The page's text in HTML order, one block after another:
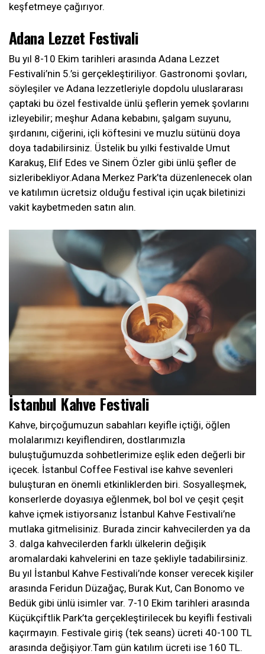
keşfetmeye çağırıyor.
Adana Lezzet Festivali
Bu yıl 8-10 Ekim tarihleri arasında Adana Lezzet
Festivali’nin 5.’si gerçekleştiriliyor. Gastronomi şovları,
söyleşiler ve Adana lezzetleriyle dopdolu uluslararası
çaptaki bu özel festivalde ünlü şeflerin yemek şovlarını
izleyebilir; meşhur Adana kebabını, şalgam suyunu,
şırdanını, ciğerini, içli köftesini ve muzlu sütünü doya
doya tadabilirsiniz. Üstelik bu yılki festivalde Umut
Karakuş, Elif Edes ve Sinem Özler gibi ünlü şefler de
sizleribekliyor.Adana Merkez Park’ta düzenlenecek olan
ve katılımın ücretsiz olduğu festival için uçak biletinizi
vakit kaybetmeden satın alın.
İstanbul Kahve Festivali
Kahve, birçoğumuzun sabahları keyifle içtiği, öğlen
molalarımızı keyiflendiren, dostlarımızla
buluştuğumuzda sohbetlerimize eşlik eden değerli bir
içecek. İstanbul Coffee Festival ise kahve sevenleri
buluşturan en önemli etkinliklerden biri. Sosyalleşmek,
konserlerde doyasıya eğlenmek, bol bol ve çeşit çeşit
kahve içmek istiyorsanız İstanbul Kahve Festivali’ne
mutlaka gitmelisiniz. Burada zincir kahvecilerden ya da
3. dalga kahvecilerden farklı ülkelerin değişik
aromalardaki kahvelerini en taze şekliyle tadabilirsiniz.
Bu yıl İstanbul Kahve Festivali’nde konser verecek kişiler
arasında Feridun Düzağaç, Burak Kut, Can Bonomo ve
Bedük gibi ünlü isimler var. 7-10 Ekim tarihleri arasında
Küçükçiftlik Park’ta gerçekleştirilecek bu keyifli festivali
kaçırmayın. Festivale giriş (tek seans) ücreti 40-100 TL
arasında değişiyor.Tam gün katılım ücreti ise 160 TL.